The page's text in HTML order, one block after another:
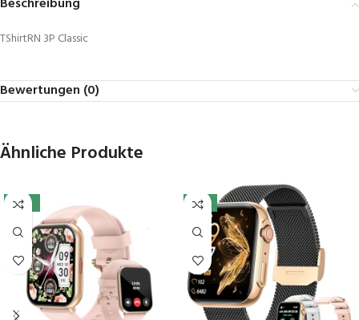
Beschreibung
TShirtRN 3P Classic
Bewertungen (0)
Ähnliche Produkte
-41% -11%